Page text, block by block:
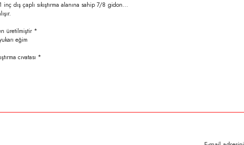
dış çaplı sıkıştırma alanına sahip 7/8 gidon...
üretilmiştir *
eğim
cıvatası *
bulunuyor.